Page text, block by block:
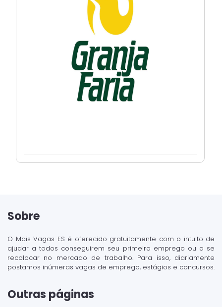
Sobre
O Mais Vagas ES é oferecido gratuitamente com o intuito de
ajudar a todos conseguirem seu primeiro emprego ou a se
recolocar no mercado de trabalho. Para isso, diariamente
postamos inúmeras vagas de emprego, estágios e concursos.
Outras páginas